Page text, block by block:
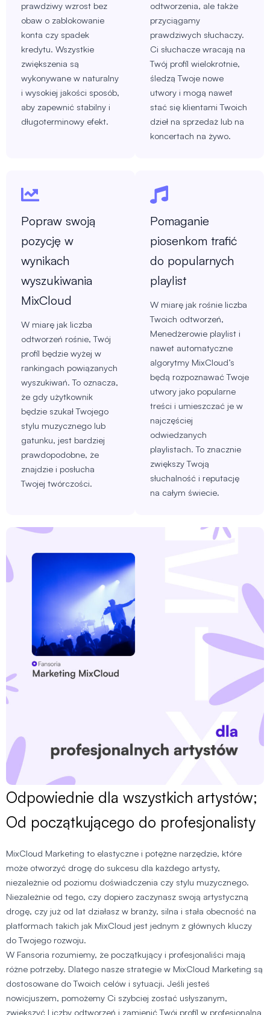
prawdziwy wzrost bez
obaw o zablokowanie
konta czy spadek
kredytu. Wszystkie
zwiększenia są
wykonywane w naturalny
i wysokiej jakości sposób,
aby zapewnić stabilny i
długoterminowy efekt.
odtworzenia, ale także
przyciągamy
prawdziwych słuchaczy.
Ci słuchacze wracają na
Twój profil wielokrotnie,
śledzą Twoje nowe
utwory i mogą nawet
stać się klientami Twoich
dzieł na sprzedaż lub na
koncertach na żywo.
Popraw swoją
pozycję w
wynikach
wyszukiwania
MixCloud
W miarę jak liczba
odtworzeń rośnie, Twój
profil będzie wyżej w
rankingach powiązanych
wyszukiwań. To oznacza,
że gdy użytkownik
będzie szukał Twojego
stylu muzycznego lub
gatunku, jest bardziej
prawdopodobne, że
znajdzie i posłucha
Twojej twórczości.
Pomaganie
piosenkom trafić
do popularnych
playlist
W miarę jak rośnie liczba
Twoich odtworzeń,
Menedżerowie playlist i
nawet automatyczne
algorytmy MixCloud’s
będą rozpoznawać Twoje
utwory jako popularne
treści i umieszczać je w
najczęściej
odwiedzanych
playlistach. To znacznie
zwiększy Twoją
słuchalność i reputację
na całym świecie.
Odpowiednie dla wszystkich artystów;
Od początkującego do profesjonalisty
MixCloud Marketing to elastyczne i potężne narzędzie, które
może otworzyć drogę do sukcesu dla każdego artysty,
niezależnie od poziomu doświadczenia czy stylu muzycznego.
Niezależnie od tego, czy dopiero zaczynasz swoją artystyczną
drogę, czy już od lat działasz w branży, silna i stała obecność na
platformach takich jak MixCloud jest jednym z głównych kluczy
do Twojego rozwoju.
W Fansoria rozumiemy, że początkujący i profesjonaliści mają
różne potrzeby. Dlatego nasze strategie w MixCloud Marketing są
dostosowane do Twoich celów i sytuacji. Jeśli jesteś
nowicjuszem, pomożemy Ci szybciej zostać usłyszanym,
zwiększyć Liczby odtworzeń i zamienić Twój profil w profesjonalną